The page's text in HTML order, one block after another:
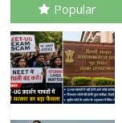
Popular